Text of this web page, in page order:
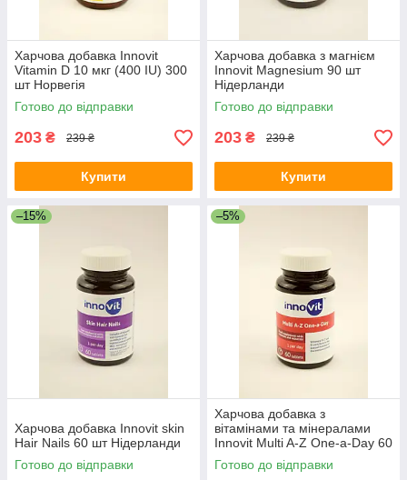
Харчова добавка Innovit
Vitamin D 10 мкг (400 IU) 300
шт Норвегія
Готово до відправки
203 ₴ 239 ₴
Купити
Харчова добавка з магнієм
Innovit Magnesium 90 шт
Нідерланди
Готово до відправки
203 ₴ 239 ₴
Купити
–15%
Харчова добавка Innovit skin
Hair Nails 60 шт Нідерланди
Готово до відправки
–5%
Харчова добавка з
вітамінами та мінералами
Innovit Multi A-Z One-a-Day 60
шт Нідерланди
Готово до відправки